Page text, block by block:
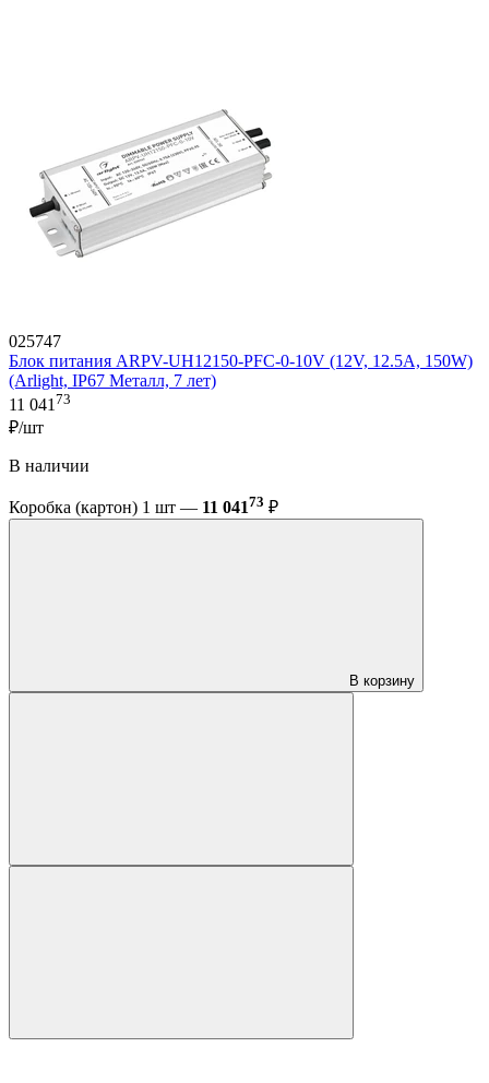
025747
Блок питания ARPV-UH12150-PFC-0-10V (12V, 12.5A, 150W)
(Arlight, IP67 Металл, 7 лет)
11 041 73
₽/шт
В наличии
Коробка (картон) 1 шт — 11 04173 ₽
В корзину